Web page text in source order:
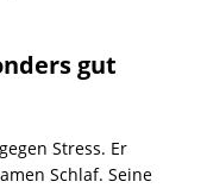
gut
Stress. Er
Schlaf. Seine